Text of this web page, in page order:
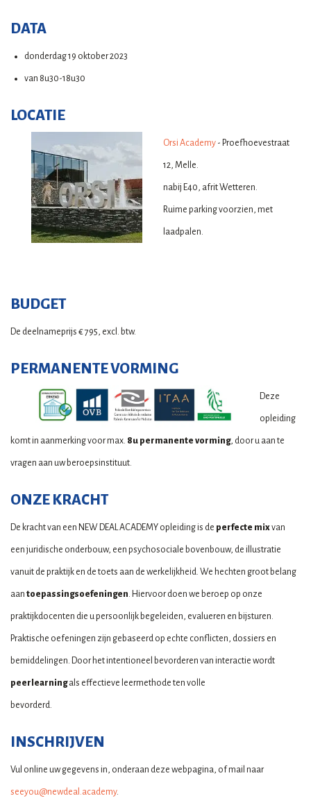
DATA
donderdag 19 oktober 2023
van 8u30-18u30
LOCATIE
Orsi Academy - Proefhoevestraat
12, Melle.
nabij E40, afrit Wetteren.
Ruime parking voorzien, met
laadpalen.
BUDGET
De deelnameprijs € 795, excl. btw.
PERMANENTE VORMING
Deze
opleiding
komt in aanmerking voor max. 8u permanente vorming, door u aan te
vragen aan uw beroepsinstituut.
ONZE KRACHT
De kracht van een NEW DEAL ACADEMY opleiding is de perfecte mixvan
een juridische onderbouw, een psychosociale bovenbouw, de illustratie
vanuit de praktijk en de toets aan de werkelijkheid. We hechten groot belang
aan toepassingsoefeningen. Hiervoor doen we beroep op onze
praktijkdocenten die u persoonlijk begeleiden, evalueren en bijsturen.
Praktische oefeningen zijn gebaseerd op echte conflicten, dossiers en
bemiddelingen. Door het intentioneel bevorderen van interactie wordt
peerlearningals effectieve leermethode ten volle
bevorderd.
INSCHRIJVEN
Vul online uw gegevens in, onderaan deze webpagina, of mail naar
seeyou@newdeal.academy.